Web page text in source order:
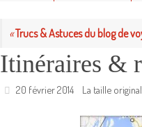
«Trucs & Astuces du blog de
Itinéraires &
20 février 2014 La taille